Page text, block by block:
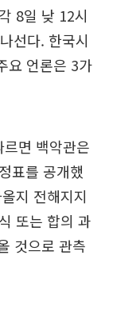
8일 낮 12시
선다. 한국시
요 언론은 3가
면 백악관은
표를 공개했
지 전해지지
또는 합의 과
것으로 관측